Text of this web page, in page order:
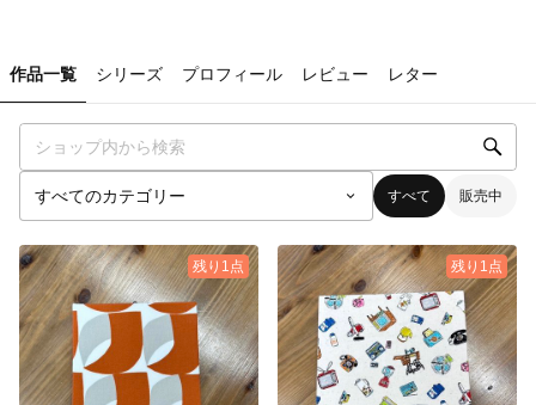
作品一覧 シリーズ プロフィール レビュー レター
すべて 販売中
残り1点 残り1点